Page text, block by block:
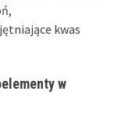
kwas
w